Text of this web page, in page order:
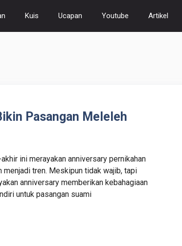
Kuis Ucapan Youtube Artikel
Pasangan Meleleh
ini merayakan anniversary pernikahan
menjadi tren. Meskipun tidak wajib, tapi
anniversary memberikan kebahagiaan
untuk pasangan suami